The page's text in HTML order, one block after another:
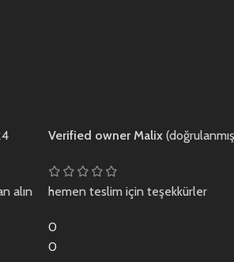
alın
Verified ownerMalix
hemen teslim için teşekkürler
0
0